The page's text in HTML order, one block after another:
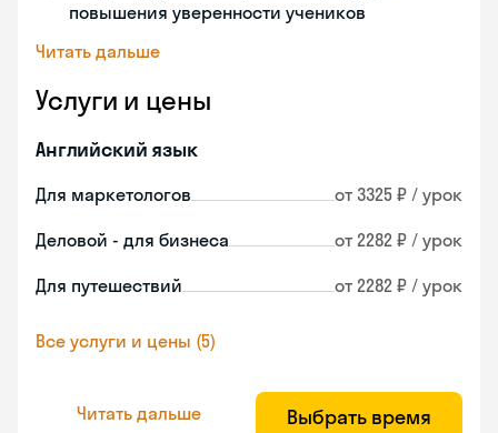
повышения уверенности учеников
Читать дальше
Услуги и цены
Английский язык
Для маркетологов от 3325 ₽ / урок
Деловой - для бизнеса от 2282 ₽ / урок
Для путешествий от 2282 ₽ / урок
Все услуги и цены (5)
Читать дальше Выбрать время